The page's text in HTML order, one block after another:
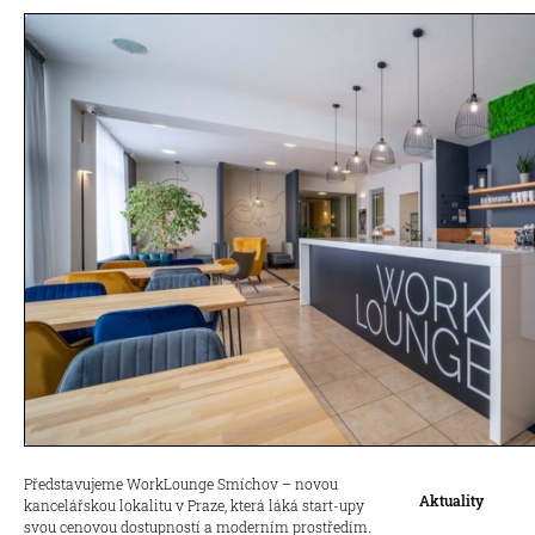
Představujeme WorkLounge Smíchov – novou
kancelářskou lokalitu v Praze, která láká start-upy
svou cenovou dostupností a moderním prostředím.
Aktuality